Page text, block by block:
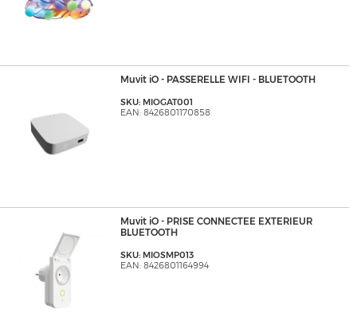
Muvit iO - PASSERELLE WIFI - BLUETOOTH
SKU: MIOGAT001
EAN: 8426801170858
Muvit iO - PRISE CONNECTEE EXTERIEUR
BLUETOOTH
SKU: MIOSMP013
EAN: 8426801164994